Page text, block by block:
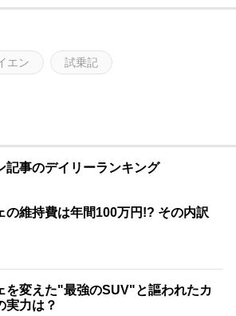
エン 試乗記
事のデイリーランキング
の維持費は年間100万円!? その内訳
を変えた"最強のSUV"と謳われたカ
実力は？